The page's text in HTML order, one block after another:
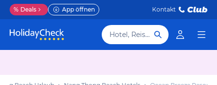
% Deals App öffnen Kontakt
Hotel, Reiseziel